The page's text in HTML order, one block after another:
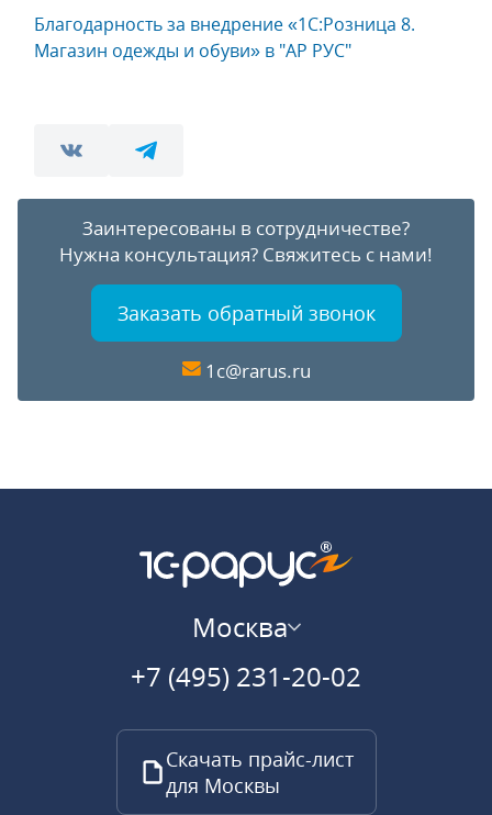
Благодарность за внедрение «1C:Розница 8.
Магазин одежды и обуви» в "АР РУС"
Заинтересованы в сотрудничестве?
Нужна консультация? Свяжитесь с нами!
Заказать обратный звонок
1c@rarus.ru
Москва
+7 (495) 231-20-02
Скачать прайс-лист
для Москвы